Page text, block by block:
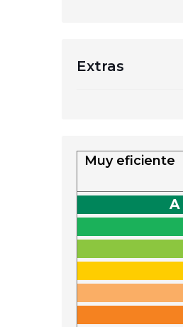
Extras
Muy eficiente
A